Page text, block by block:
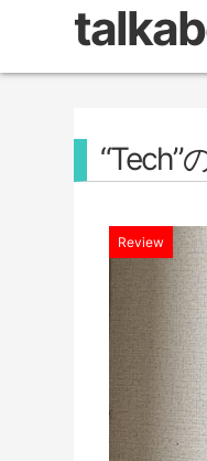
“Tech”
Review